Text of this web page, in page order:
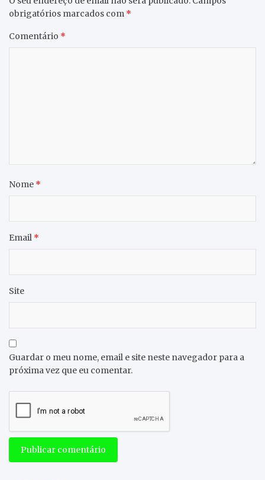
obrigatórios marcados com *
Comentário *
Nome *
Email *
Site
Guardar o meu nome, email e site neste navegador para a
próxima vez que eu comentar.